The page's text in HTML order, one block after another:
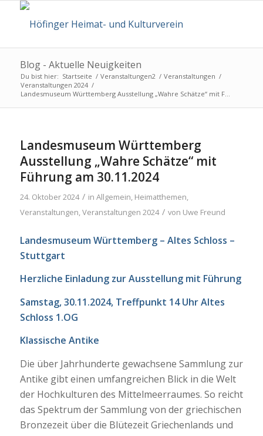
Blog - Aktuelle Neuigkeiten
Du bist hier: Startseite / Veranstaltungen2 / Veranstaltungen /
Veranstaltungen 2024 /
Landesmuseum Württemberg Ausstellung „Wahre Schätze“ mit F...
Landesmuseum Württemberg
Ausstellung „Wahre Schätze“ mit
Führung am 30.11.2024
24. Oktober 2024 / in Allgemein, Heimatthemen,
Veranstaltungen,Veranstaltungen 2024 / von Uwe Freund
Landesmuseum Württemberg – Altes Schloss –
Stuttgart
Herzliche Einladung zur Ausstellung mit Führung
Samstag, 30.11.2024, Treffpunkt 14 Uhr Altes
Schloss 1.OG
Klassische Antike
Die über Jahrhunderte gewachsene Sammlung zur
Antike gibt einen umfangreichen Blick in die Welt
der Hochkulturen des Mittelmeerraumes. So reicht
das Spektrum der Sammlung von der griechischen
Bronzezeit über die Blütezeit Griechenlands und